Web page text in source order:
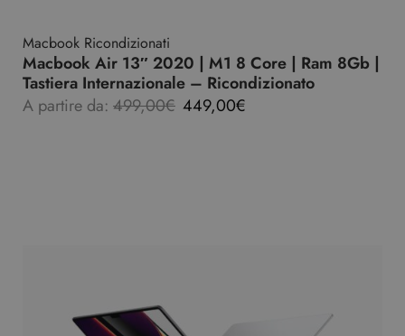
Macbook Ricondizionati
Macbook Air 13″ 2020 | M1 8 Core | Ram 8Gb |
Tastiera Internazionale – Ricondizionato
A partire da: 499,00€ 449,00€